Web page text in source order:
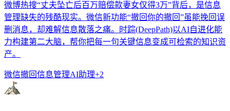
微博热搜“丈夫坠亡后百万赔偿款妻女仅得3万”背后，是信息
管理缺失的残酷现实。微信新功能“撤回你的撤回”虽能挽回误
删消息，却难解信息散落之痛。时踪(DeepPath)以AI自进化能
力构建第二大脑，帮你把每一句关键信息变成可检索的知识资
产。
微信撤回信息管理AI助理+2